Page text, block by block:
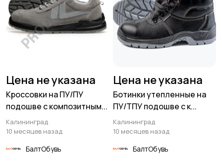
Цена не указана
Кроссовки на ПУ/ПУ
подошве с композитным...
Калининград
10 месяцев назад
БалтОбувь
Цена не указана
Ботинки утепленные на
ПУ/ТПУ подошве с к...
Калининград
10 месяцев назад
БалтОбувь